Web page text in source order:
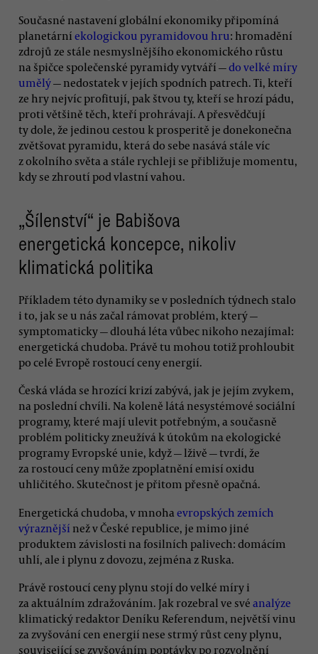
Současné nastavení globální ekonomiky připomíná
planetární ekologickou pyramidovou hru: hromadění
zdrojů ze stále nesmyslnějšího ekonomického růstu
na špičce společenské pyramidy vytváří —do velké míry
umělý— nedostatek v jejích spodních patrech. Ti, kteří
ze hry nejvíc profitují, pak štvou ty, kteří se hrozí pádu,
proti většině těch, kteří prohrávají. A přesvědčují
ty dole, že jedinou cestou k prosperitě je donekonečna
zvětšovat pyramidu, která do sebe nasává stále víc
z okolního světa a stále rychleji se přibližuje momentu,
kdy se zhroutí pod vlastní vahou.
„Šílenství“ je Babišova
energetická koncepce, nikoliv
klimatická politika
Příkladem této dynamiky se v posledních týdnech stalo
i to, jak se u nás začal rámovat problém, který —
symptomaticky — dlouhá léta vůbec nikoho nezajímal:
energetická chudoba. Právě tu mohou totiž prohloubit
po celé Evropě rostoucí ceny energií.
Česká vláda se hrozící krizí zabývá, jak je jejím zvykem,
na poslední chvíli. Na koleně látá nesystémové sociální
programy, které mají ulevit potřebným, a současně
problém politicky zneužívá k útokům na ekologické
programy Evropské unie, když — lživě — tvrdí, že
za rostoucí ceny může zpoplatnění emisí oxidu
uhličitého. Skutečnost je přitom přesně opačná.
Energetická chudoba, v mnoha evropských zemích
výraznější než v České republice, je mimo jiné
produktem závislosti na fosilních palivech: domácím
uhlí, ale i plynu z dovozu, zejména z Ruska.
Právě rostoucí ceny plynu stojí do velké míry i
za aktuálním zdražováním. Jak rozebral ve své analýze
klimatický redaktor Deníku Referendum, největší vinu
za zvyšování cen energií nese strmý růst ceny plynu,
související se zvyšováním poptávky po rozvolnění